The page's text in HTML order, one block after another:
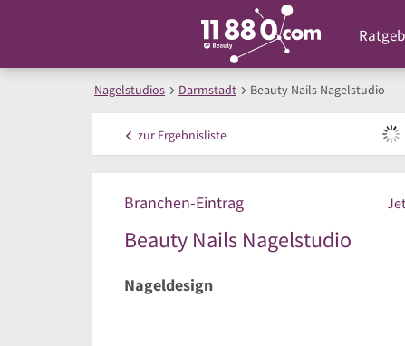
Nagelstudios Darmstadt Beauty Nails Nagelstudio
zur Ergebnisliste
Branchen-Eintrag
Beauty Nails Nagelstudio
Nageldesign